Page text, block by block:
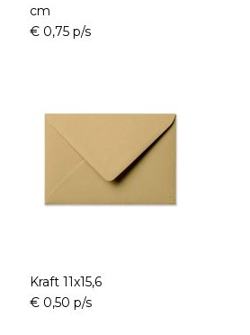
cm
€ 0,75 p/s
Kraft 11x15,6
€ 0,50 p/s